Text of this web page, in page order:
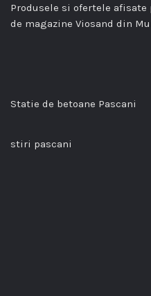
Produsele si ofertele
de magazine Viosand din
Statie de betoane Pascani
stiri pascani